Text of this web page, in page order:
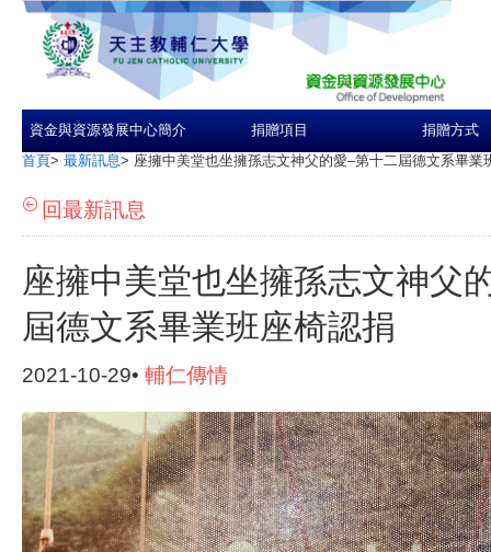
資金與資源發展中心簡介 捐贈項目 捐贈方式
首頁> 最新訊息> 座擁中美堂也坐擁孫志文神父的愛–第十二屆德文系畢業
回最新訊息
座擁中美堂也坐擁孫志文神父
屆德文系畢業班座椅認捐
2021-10-29• 輔仁傳情